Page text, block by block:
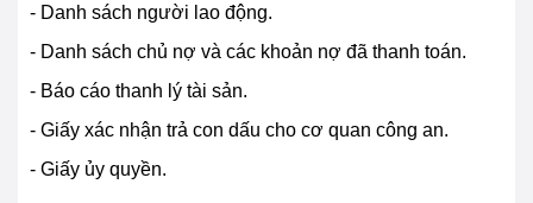
- Danh sách người lao động.
- Danh sách chủ nợ và các khoản nợ đã thanh toán.
- Báo cáo thanh lý tài sản.
- Giấy xác nhận trả con dấu cho cơ quan công an.
- Giấy ủy quyền.